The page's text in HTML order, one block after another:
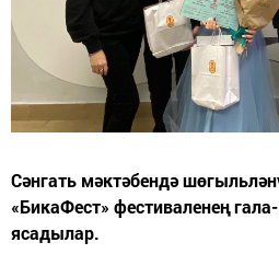
Сәнгать мәктәбендә
«БикаФест» фестиваленең
ясадылар.